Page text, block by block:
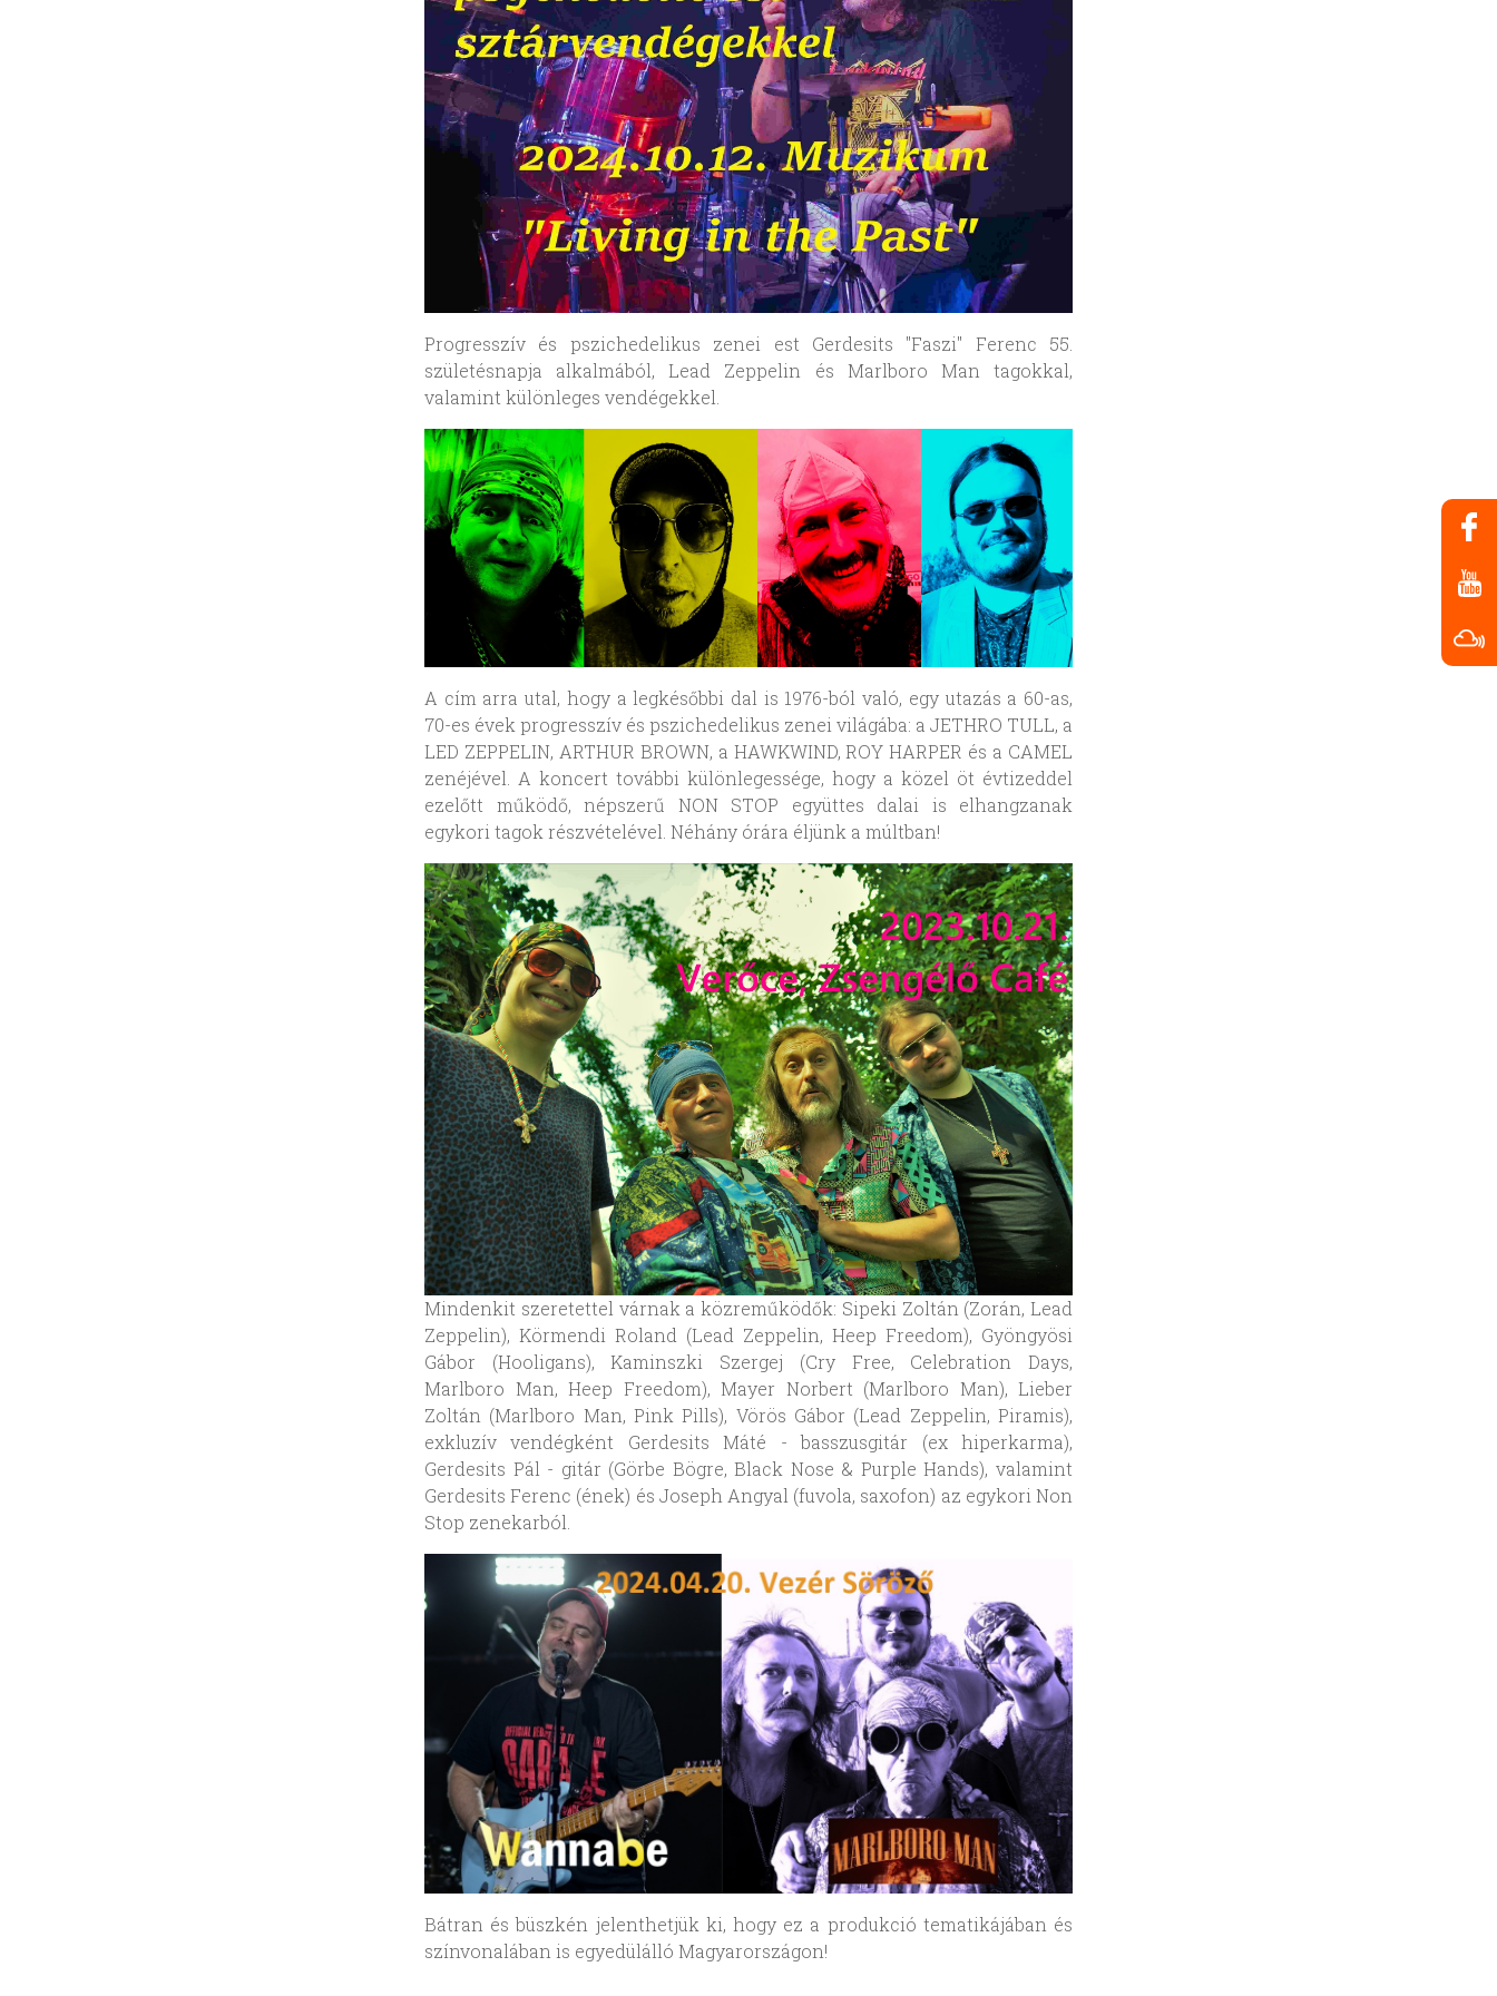
Progresszív és pszichedelikus zenei est Gerdesits "Faszi" Ferenc 55.
születésnapja alkalmából, Lead Zeppelin és Marlboro Man tagokkal,
valamint különleges vendégekkel.
A cím arra utal, hogy a legkésőbbi dal is 1976-ból való, egy utazás a 60-as,
70-es évek progresszív és pszichedelikus zenei világába: a JETHRO TULL, a
LED ZEPPELIN, ARTHUR BROWN, a HAWKWIND, ROY HARPER és a CAMEL
zenéjével. A koncert további különlegessége, hogy a közel öt évtizeddel
ezelőtt működő, népszerű NON STOP együttes dalai is elhangzanak
egykori tagok részvételével. Néhány órára éljünk a múltban!
Mindenkit szeretettel várnak a közreműködők: Sipeki Zoltán (Zorán, Lead
Zeppelin), Körmendi Roland (Lead Zeppelin, Heep Freedom), Gyöngyösi
Gábor (Hooligans), Kaminszki Szergej (Cry Free, Celebration Days,
Marlboro Man, Heep Freedom), Mayer Norbert (Marlboro Man), Lieber
Zoltán (Marlboro Man, Pink Pills), Vörös Gábor (Lead Zeppelin, Piramis),
exkluzív vendégként Gerdesits Máté - basszusgitár (ex hiperkarma),
Gerdesits Pál - gitár (Görbe Bögre, Black Nose & Purple Hands), valamint
Gerdesits Ferenc (ének) és Joseph Angyal (fuvola, saxofon) az egykori Non
Stop zenekarból.
Bátran és büszkén jelenthetjük ki, hogy ez a produkció tematikájában és
színvonalában is egyedülálló Magyarországon!